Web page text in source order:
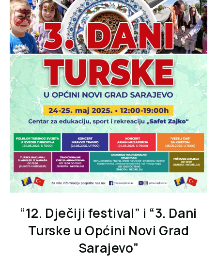
“12. Dječiji festival” i “3. Dani
Turske u Općini Novi Grad
Sarajevo”